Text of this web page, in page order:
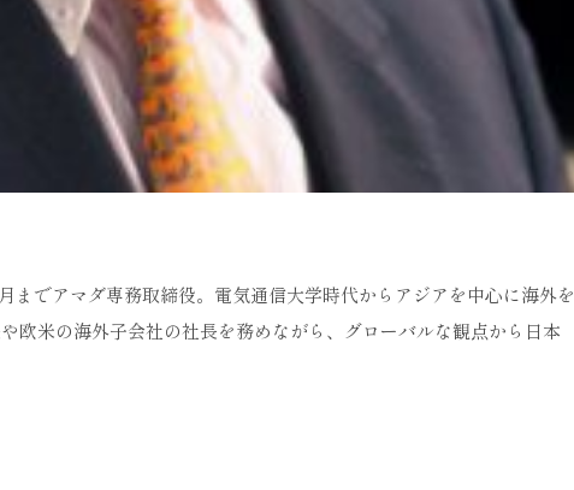
までアマダ専務取締役。電気通信大学時代からアジアを中心に海外を
欧米の海外子会社の社長を務めながら、グローバルな観点から日本